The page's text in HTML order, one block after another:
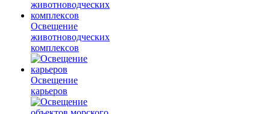
Освещение
животноводческих
комплексов
Освещение
карьеров